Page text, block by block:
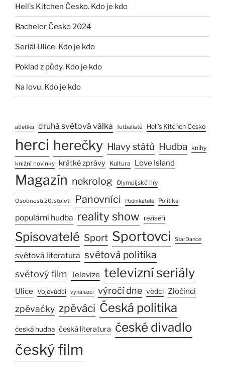
Hell’s Kitchen Česko. Kdo je kdo
Bachelor Česko 2024
Seriál Ulice. Kdo je kdo
Poklad z půdy. Kdo je kdo
Na lovu. Kdo je kdo
atletika druhá světová válka fotbalisté Hell’s Kitchen Česko
herci herečky Hlavy států Hudba knihy
knižní novinky krátké zprávy Kultura Love Island
Magazín nekrolog Olympijské hry
Osobnosti 20. století Panovníci Podnikatelé Politika
populární hudba reality show režiséři
Spisovatelé Sport Sportovci StarDance
světová literatura světová politika
světový film Televize televizní seriály
Ulice Vojevůdci vynálezci výročí dne vědci Zločinci
zpěvačky zpěváci Česká politika
česká hudba česká literatura české divadlo
český film